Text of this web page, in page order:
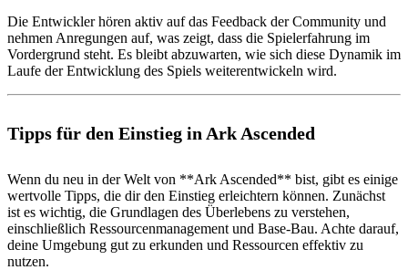
Die Entwickler hören aktiv auf das Feedback der Community und
nehmen Anregungen auf, was zeigt, dass die Spielerfahrung im
Vordergrund steht. Es bleibt abzuwarten, wie sich diese Dynamik im
Laufe der Entwicklung des Spiels weiterentwickeln wird.
Tipps für den Einstieg in Ark Ascended
Wenn du neu in der Welt von **Ark Ascended** bist, gibt es einige
wertvolle Tipps, die dir den Einstieg erleichtern können. Zunächst
ist es wichtig, die Grundlagen des Überlebens zu verstehen,
einschließlich Ressourcenmanagement und Base-Bau. Achte darauf,
deine Umgebung gut zu erkunden und Ressourcen effektiv zu
nutzen.